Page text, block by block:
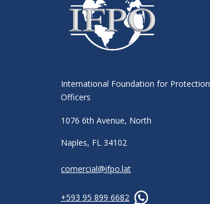
International Foundation for Protection
Officers
1076 6th Avenue, North
Naples, FL 34102
comercial@ifpo.lat
+593 95 899 6682